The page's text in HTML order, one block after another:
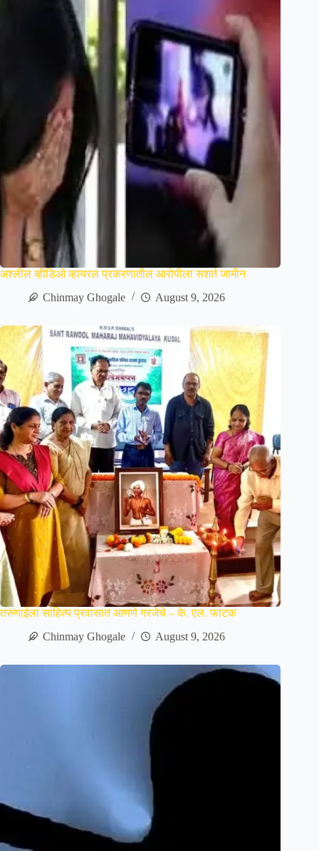
अश्लील व्हीडिओ व्हायरल प्रकरणातील आरोपीला सशर्त जामीन
Chinmay Ghogale
August 9, 2026
तरुणाईला साहित्य प्रवासात आणणे गरजेचे – के. एल. फाटक
Chinmay Ghogale
August 9, 2026